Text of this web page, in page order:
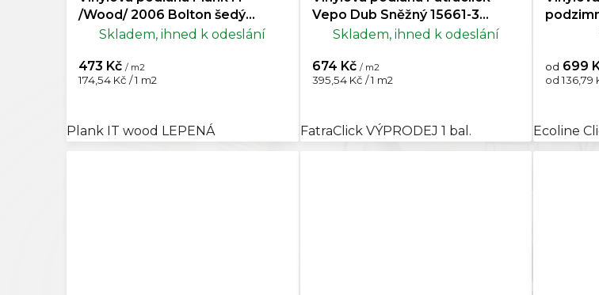
/Wood/ 2006 Bolton šedý
VÝPRODEJ (4 balení)
Skladem, ihned k odeslání
473 Kč / m2
Měrná
174,54 Kč / 1 m2
Plank IT wood LEPENÁ
Vepo Dub Sněžný 15661-3
Výprodej posledního balení
Skladem, ihned k odeslání
674 Kč / m2
Měrná
395,54 Kč / 1 m2
FatraClick VÝPRODEJ 1 bal.
od 699
Měrná
od 136,79
Ecoline